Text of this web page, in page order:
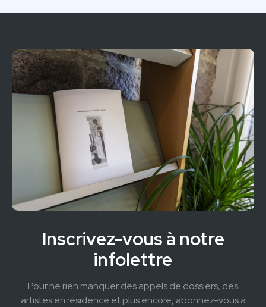
Inscrivez-vous à notre
infolettre
Pour ne rien manquer des appels de dossiers, des
artistes en résidence et plus encore, abonnez-vous à